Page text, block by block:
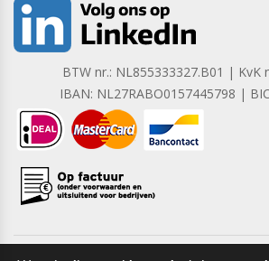
BTW nr.: NL855333327.B01 | KvK
IBAN: NL27RABO0157445798 |